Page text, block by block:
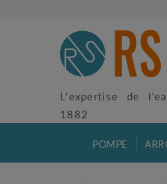
L'expertise de
1882
POMPE